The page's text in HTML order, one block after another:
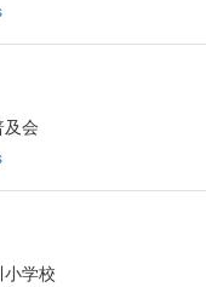
及会
小学校